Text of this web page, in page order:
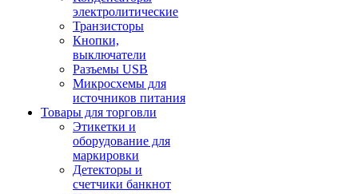
электролитические
Транзисторы
Кнопки,
выключатели
Разъемы USB
Микросхемы для
источников питания
Товары для торговли
Этикетки и
оборудование для
маркировки
Детекторы и
счетчики банкнот